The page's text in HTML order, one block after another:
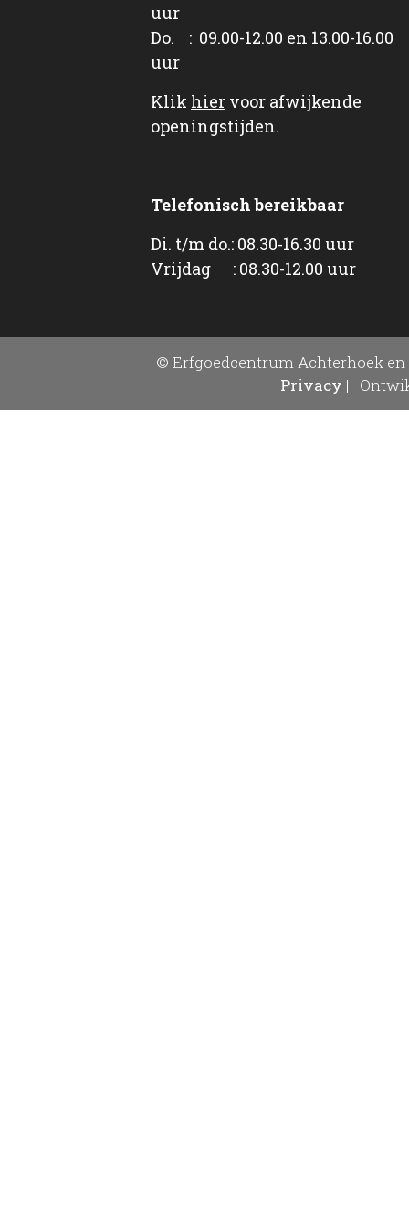
uur
Do. : 09.00-12.00 en 13.00-16.00
uur
Klik hier voor afwijkende
openingstijden.
Telefonisch bereikbaar
Di. t/m do.: 08.30-16.30 uur
Vrijdag : 08.30-12.00 uur
© Erfgoedcentrum Achterhoek en
Privacy |